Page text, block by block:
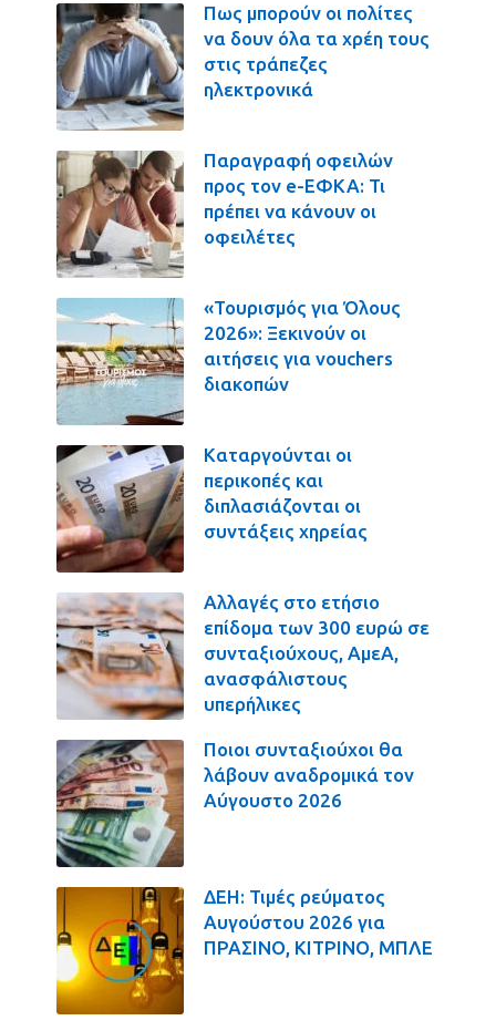
Πως μπορούν οι πολίτες
να δουν όλα τα χρέη τους
στις τράπεζες
ηλεκτρονικά
Παραγραφή οφειλών
προς τον e-ΕΦΚΑ: Τι
πρέπει να κάνουν οι
οφειλέτες
«Τουρισμός για Όλους
2026»: Ξεκινούν οι
αιτήσεις για vouchers
διακοπών
Καταργούνται οι
περικοπές και
διπλασιάζονται οι
συντάξεις χηρείας
Αλλαγές στο ετήσιο
επίδομα των 300 ευρώ σε
συνταξιούχους, ΑμεΑ,
ανασφάλιστους
υπερήλικες
Ποιοι συνταξιούχοι θα
λάβουν αναδρομικά τον
Αύγουστο 2026
ΔΕΗ: Τιμές ρεύματος
Αυγούστου 2026 για
ΠΡΑΣΙΝΟ, ΚΙΤΡΙΝΟ, ΜΠΛΕ